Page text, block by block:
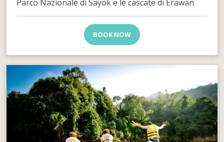
Parco Nazionale di Sayok e le cascate di Erawan.
BOOK NOW